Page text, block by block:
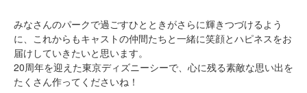
みなさんのパークで過ごすひとときがさらに輝きつづけるよう
に、これからもキャストの仲間たちと一緒に笑顔とハピネスをお
届けしていきたいと思います。
20周年を迎えた東京ディズニーシーで、心に残る素敵な思い出を
たくさん作ってくださいね！